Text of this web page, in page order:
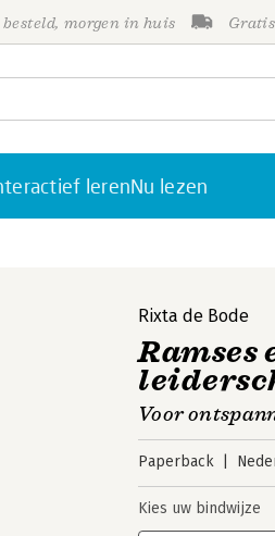
morgen in huis
lerenNu lezen
Rixta de Bode
Ramses
Voor
Paperback
Kies uw bindwijze